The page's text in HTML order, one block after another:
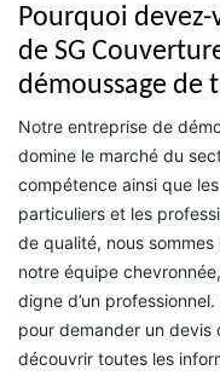
Pourquoi devez-
de SG
démoussage de
Notre entreprise de
domine le marché du
compétence ainsi que
particuliers et les
de qualité, nous
notre équipe
digne d’un
pour demander un
découvrir toutes les